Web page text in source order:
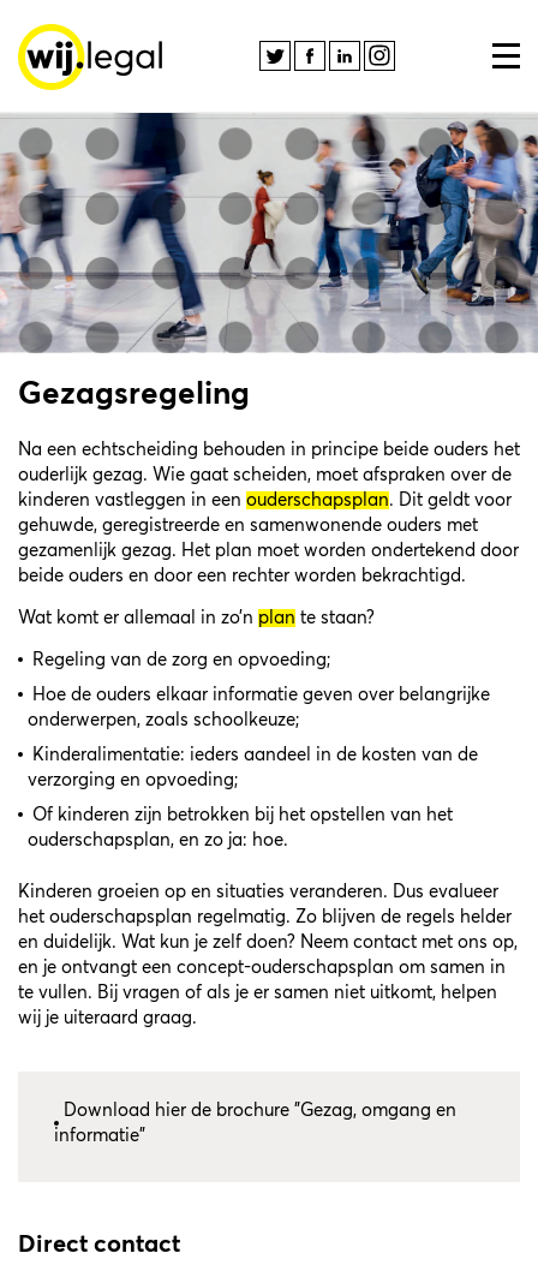
Gezagsregeling
Na een echtscheiding behouden in principe beide ouders het
ouderlijk gezag. Wie gaat scheiden, moet afspraken over de
kinderen vastleggen in een ouderschapsplan. Dit geldt voor
gehuwde, geregistreerde en samenwonende ouders met
gezamenlijk gezag. Het plan moet worden ondertekend door
beide ouders en door een rechter worden bekrachtigd.
Wat komt er allemaal in zo’n plan te staan?
Regeling van de zorg en opvoeding;
Hoe de ouders elkaar informatie geven over belangrijke
onderwerpen, zoals schoolkeuze;
Kinderalimentatie: ieders aandeel in de kosten van de
verzorging en opvoeding;
Of kinderen zijn betrokken bij het opstellen van het
ouderschapsplan, en zo ja: hoe.
Kinderen groeien op en situaties veranderen. Dus evalueer
het ouderschapsplan regelmatig. Zo blijven de regels helder
en duidelijk. Wat kun je zelf doen? Neem contact met ons op,
en je ontvangt een concept-ouderschapsplan om samen in
te vullen. Bij vragen of als je er samen niet uitkomt, helpen
wij je uiteraard graag.
Download hier de brochure "Gezag, omgang en
informatie"
Direct contact